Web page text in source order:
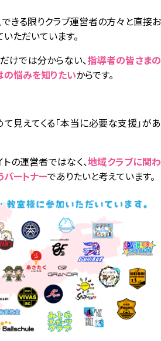
きる限りクラブ運営者の方々と直接お
ただいています。
けでは分からない、指導者の皆さまの
の悩みを知りたいからです。
見えてくる「本当に必要な支援」があ
の運営者ではなく、地域クラブに関わ
パートナーでありたいと考えています。